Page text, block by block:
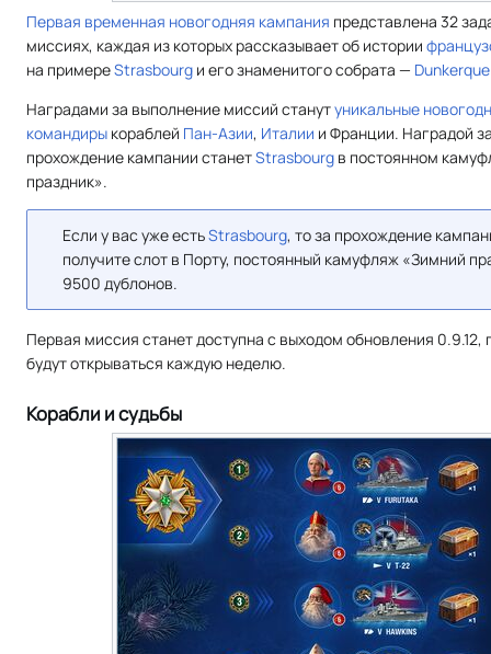
Первая временная новогодняя кампания представлена 32
миссиях, каждая из которых рассказывает об истории
на примереStrasbourg и его знаменитого собрата — Dunkerque
Наградами за выполнение миссий станутуникальные
командиры кораблей Пан-Азии, Италии и Франции. Наградой
прохождение кампании станетStrasbourg в постоянном
праздник».
Если у вас уже естьStrasbourg, то за прохождение
получите слот в Порту, постоянный камуфляж «Зимний
9500 дублонов.
Первая миссия станет доступна с выходом обновления
будут открываться каждую неделю.
Корабли и судьбы